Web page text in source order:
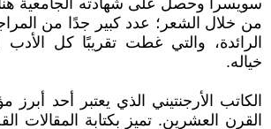
سويسرا وحصل على شهادته الجامعية
من خلال الشعر؛ عدد كبير جدًا من
الرائدة، والتي غطت تقريبًا كل الأدب
خياله.
الكاتب الأرجنتيني الذي يعتبر أحد
القرن العشرين. تميز بكتابة المقالات